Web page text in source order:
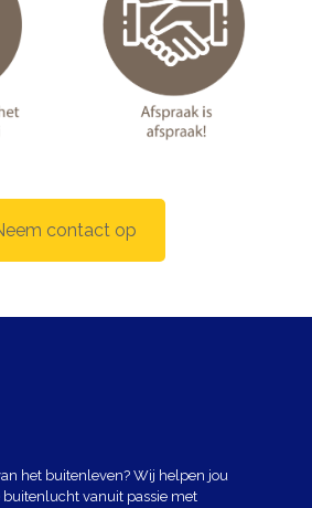
contact op
het buitenleven? Wij helpen jou
buitenlucht vanuit passie met